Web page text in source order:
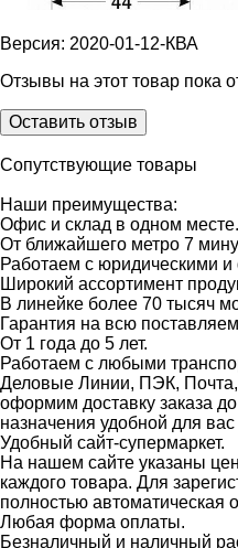
Версия: 2020-01-12-КВА
Отзывы на этот товар пока
Оставить отзыв
Сопутствующие товары
Наши преимущества:
Офис и склад в одном месте.
От ближайшего метро 7
Работаем с юридическими
Широкий ассортимент
В линейке более 70 тысяч
Гарантия на всю
От 1 года до 5 лет.
Работаем с любыми
Деловые Линии, ПЭК,
оформим доставку заказа
назначения удобной для
Удобный сайт-супермаркет.
На нашем сайте указаны
каждого товара. Для
полностью автоматическая
Любая форма оплаты.
Безналичный и наличный